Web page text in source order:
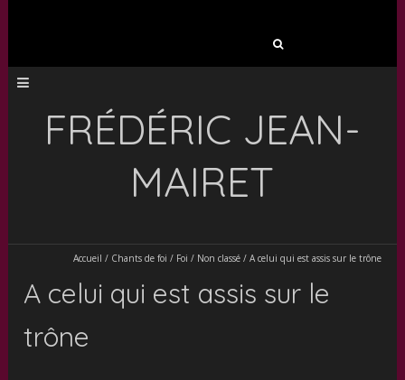
FRÉDÉRIC JEAN-
MAIRET
Accueil / Chants de foi / Foi / Non classé/ A celui qui est assis sur le trône
A celui qui est assis sur le
trône